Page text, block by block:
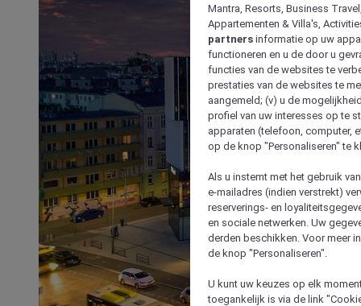
Mantra, Resorts, Business
Appartementen & Villa's,
partners informatie op uw
functioneren en u de door u
functies van de websites te
prestaties van de websites te
aangemeld; (v) u de
profiel van uw interesses op te
apparaten (telefoon, computer,
op de knop "Personaliseren" te
Als u instemt met het gebruik
e-mailadres (indien verstrekt)
reserverings- en
en sociale netwerken. Uw
derden beschikken. Voor meer
de knop "Personaliseren".
U kunt uw keuzes op elk
toegankelijk is via de link